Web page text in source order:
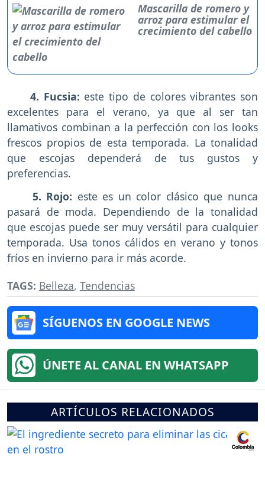
Mascarilla de romero y
arroz para estimular el
crecimiento del cabello
4. Fucsia: este tipo de colores vibrantes son
excelentes para el verano, ya que al ser tan
llamativos combinan a la perfección con los looks
frescos propios de esta temporada. La tonalidad
que escojas dependerá de tus gustos y
preferencias.
5. Rojo: este es un color clásico que nunca
pasará de moda. Dependiendo de la tonalidad
que escojas puede ser muy versátil para cualquier
temporada. Usa tonos cálidos en verano y tonos
fríos en invierno para ir más acorde.
TAGS: Belleza, Tendencias
SÍGUENOS EN GOOGLE NEWS
ÚNETE AL CANAL EN WHATSAPP
ARTÍCULOS RELACIONADOS